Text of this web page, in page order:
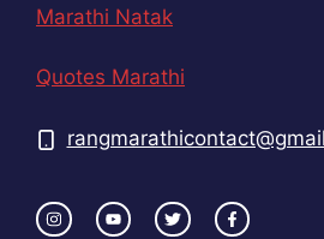
Marathi Natak
Quotes Marathi